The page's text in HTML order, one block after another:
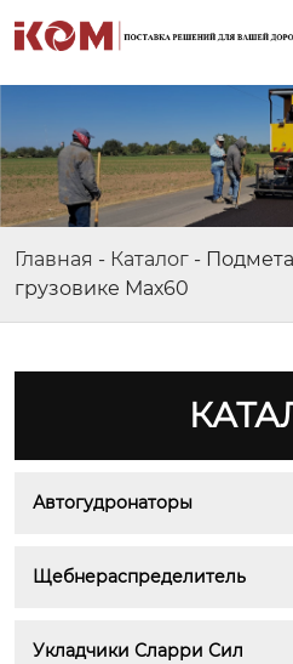
Главная - Каталог -
грузовике Мах60
Автогудронаторы
Щебнераспределитель
Укладчики Сларри Сил